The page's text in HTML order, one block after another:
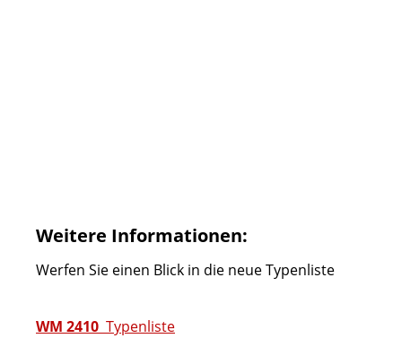
Weitere Informationen:
Werfen Sie einen Blick in die neue Typenliste
WM 2410 Typenliste